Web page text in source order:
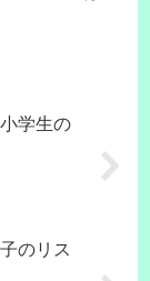
学生の
のリス